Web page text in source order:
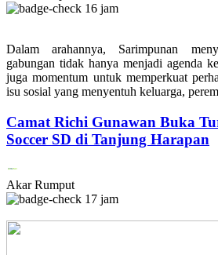
16 jam
Dalam arahannya, Sarimpunan
gabungan tidak hanya menjadi agenda
juga momentum untuk memperkuat
isu sosial yang menyentuh keluarga,
Camat Richi Gunawan Buka
Soccer SD di Tanjung Harapan
Akar Rumput
17 jam